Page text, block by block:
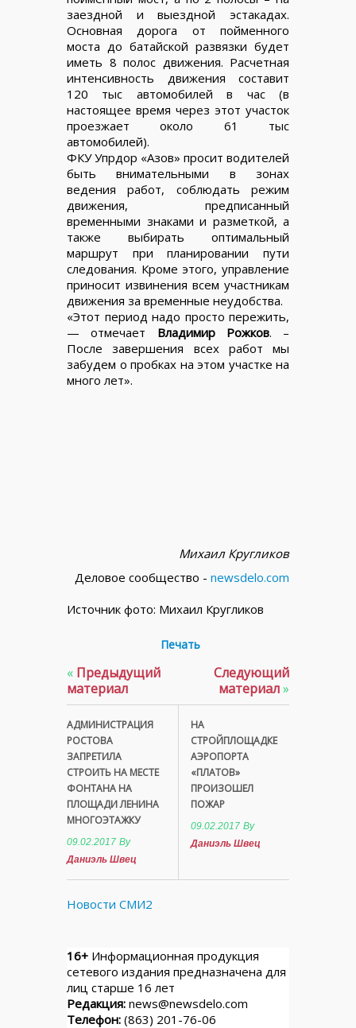
заездной и выездной эстакадах.
Основная дорога от пойменного
моста до батайской развязки будет
иметь 8 полос движения. Расчетная
интенсивность движения составит
120 тыс автомобилей в час (в
настоящее время через этот участок
проезжает около 61 тыс
автомобилей).
ФКУ Упрдор «Азов» просит водителей
быть внимательными в зонах
ведения работ, соблюдать режим
движения, предписанный
временными знаками и разметкой, а
также выбирать оптимальный
маршрут при планировании пути
следования. Кроме этого, управление
приносит извинения всем участникам
движения за временные неудобства.
«Этот период надо просто пережить,
— отмечает Владимир Рожков. –
После завершения всех работ мы
забудем о пробках на этом участке на
много лет».
Михаил Кругликов
Деловое сообщество - newsdelo.com
Источник фото: Михаил Кругликов
Печать
« Предыдущий
материал
АДМИНИСТРАЦИЯ
РОСТОВА
ЗАПРЕТИЛА
СТРОИТЬ НА МЕСТЕ
ФОНТАНА НА
ПЛОЩАДИ ЛЕНИНА
МНОГОЭТАЖКУ
09.02.2017 By
Даниэль Швец
Следующий
материал»
НА
СТРОЙПЛОЩАДКЕ
АЭРОПОРТА
«ПЛАТОВ»
ПРОИЗОШЕЛ
ПОЖАР
09.02.2017 By
Даниэль Швец
Новости СМИ2
16+ Информационная продукция
сетевого издания предназначена для
лиц старше 16 лет
Редакция: news@newsdelo.com
Телефон: (863) 201-76-06